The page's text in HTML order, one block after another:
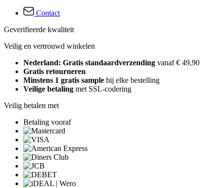
Contact
Geverifieerde kwaliteit
Veilig en vertrouwd winkelen
Nederland: Gratis standaardverzending vanaf € 49,90
Gratis retourneren
Minstens 1 gratis sample bij elke bestelling
Veilige betaling met SSL-codering
Veilig betalen met
Betaling vooraf